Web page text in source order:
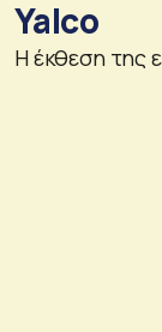
Yalco
Η έκθεση της